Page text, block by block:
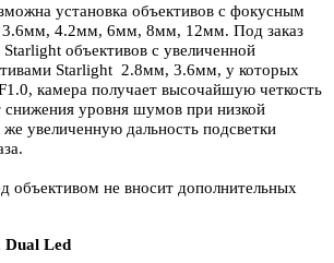
установка объективов с фокусным
3.6мм, 4.2мм, 6мм, 8мм, 12мм. Под заказ
объективов с увеличенной
Starlight 2.8мм, 3.6мм, у которых
камера получает высочайшую четкость
снижения уровня шумов при низкой
увеличенную дальность подсветки
объективом не вносит дополнительных
Dual Led